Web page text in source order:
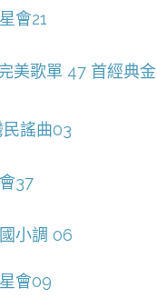
會21
美歌單 47 首經典金
謠曲03
37
小調 06
會09